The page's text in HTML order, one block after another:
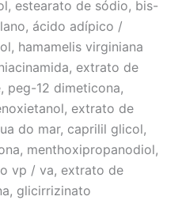
estearato de sódio, bis-
ácido adípico /
hamamelis virginiana
extrato de
peg-12 dimeticona,
extrato de
do mar, caprilil glicol,
menthoxipropanodiol,
vp / va, extrato de
glicirrizinato